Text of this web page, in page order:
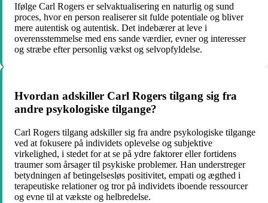
Ifølge Carl Rogers er selvaktualisering en naturlig og sund
proces, hvor en person realiserer sit fulde potentiale og bliver
mere autentisk og autentisk. Det indebærer at leve i
overensstemmelse med ens sande værdier, evner og interesser
og stræbe efter personlig vækst og selvopfyldelse.
Hvordan adskiller Carl Rogers tilgang sig fra
andre psykologiske tilgange?
Carl Rogers tilgang adskiller sig fra andre psykologiske tilgange
ved at fokusere på individets oplevelse og subjektive
virkelighed, i stedet for at se på ydre faktorer eller fortidens
traumer som årsager til psykiske problemer. Han understreger
betydningen af betingelsesløs positivitet, empati og ægthed i
terapeutiske relationer og tror på individets iboende ressourcer
og evne til at vækste og helbredelse.